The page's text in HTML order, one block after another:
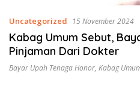
Uncategorized 15 November 2024
Kabag Umum Sebut,
Pinjaman Dari Dokter
Bayar Upah Tenaga Honor, Kabag